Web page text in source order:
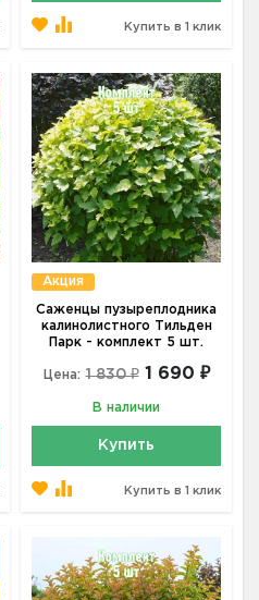
Купить в 1 клик
Акция
Саженцы пузыреплодника
калинолистного Тильден
Парк - комплект 5 шт.
Цена: 1 830 ₽ 1 690 ₽
В наличии
Купить
Купить в 1 клик